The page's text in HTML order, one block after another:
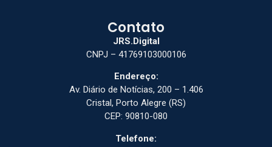
Contato
JRS.Digital
CNPJ – 41769103000106
Endereço:
Av. Diário de Notícias, 200 – 1.406
Cristal, Porto Alegre (RS)
CEP: 90810-080
Telefone: